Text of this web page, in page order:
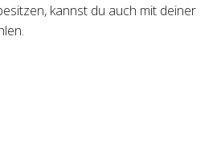
kannst du auch mit deiner